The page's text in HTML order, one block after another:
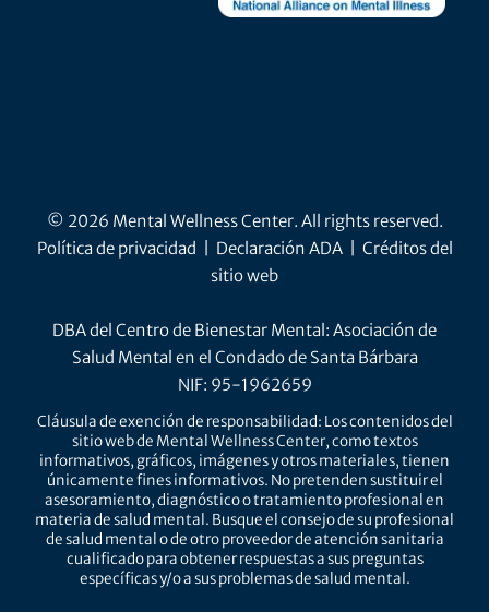
© 2026 Mental Wellness Center. All rights reserved.
Política de privacidad
Declaración ADA| Créditos del
sitio web
DBA del Centro de Bienestar Mental: Asociación de
Salud Mental en el Condado de Santa Bárbara
NIF: 95-1962659
Cláusula de exención de responsabilidad: Los contenidos del
sitio web de Mental Wellness Center, como textos
informativos, gráficos, imágenes y otros materiales, tienen
únicamente fines informativos. No pretenden sustituir el
asesoramiento, diagnóstico o tratamiento profesional en
materia de salud mental. Busque el consejo de su profesional
de salud mental o de otro proveedor de atención sanitaria
cualificado para obtener respuestas a sus preguntas
específicas y/o a sus problemas de salud mental.